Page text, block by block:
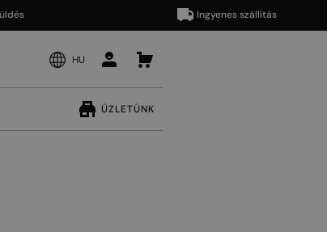
Ingyenes szállítás
HU
ÜZLETÜNK